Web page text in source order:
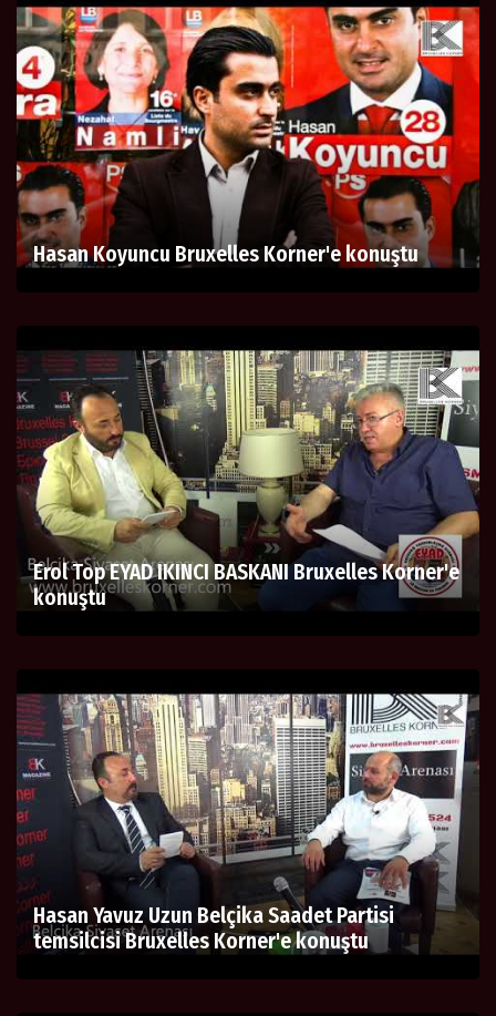
Hasan Koyuncu Bruxelles Korner'e konuştu
Erol Top EYAD IKINCI BASKANI Bruxelles Korner'e
konuştu
Hasan Yavuz Uzun Belçika Saadet Partisi
temsilcisi Bruxelles Korner'e konuştu